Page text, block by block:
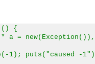
() {
= new(Exception()),
1); puts("caused -